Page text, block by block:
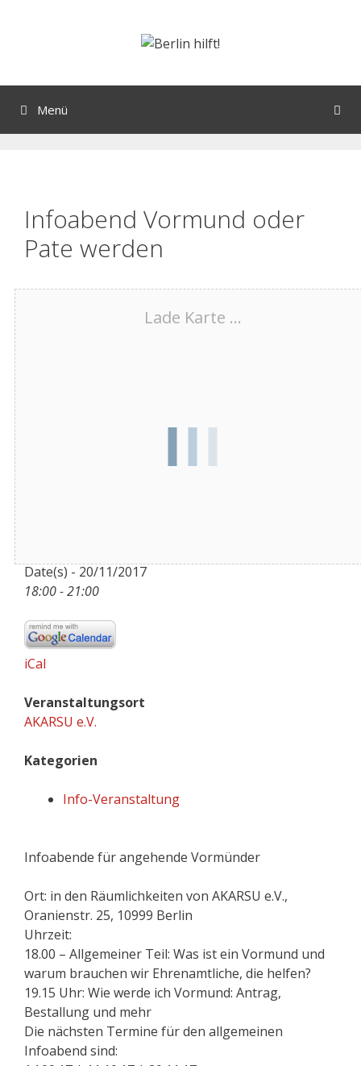
Menü
Infoabend Vormund oder
Pate werden
Lade Karte ...
Date(s) - 20/11/2017
18:00 - 21:00
iCal
Veranstaltungsort
AKARSU e.V.
Kategorien
Info-Veranstaltung
Infoabende für angehende Vormünder
Ort: in den Räumlichkeiten von AKARSU e.V.,
Oranienstr. 25, 10999 Berlin
Uhrzeit:
18.00 – Allgemeiner Teil: Was ist ein Vormund und
warum brauchen wir Ehrenamtliche, die helfen?
19.15 Uhr: Wie werde ich Vormund: Antrag,
Bestallung und mehr
Die nächsten Termine für den allgemeinen
Infoabend sind: